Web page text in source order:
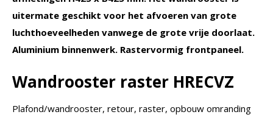
uitermate geschikt voor het afvoeren van grote
luchthoeveelheden vanwege de grote vrije doorlaat.
Aluminium binnenwerk. Rastervormig frontpaneel.
Wandrooster raster HRECVZ
Plafond/wandrooster, retour, raster, opbouw omranding